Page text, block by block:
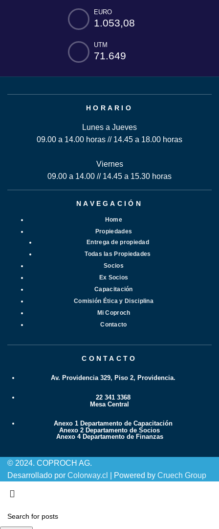
EURO
1.053,08
UTM
71.649
HORARIO
Lunes a Jueves
09.00 a 14.00 horas // 14.45 a 18.00 horas
Viernes
09.00 a 14.00 // 14.45 a 15.30 horas
NAVEGACIÓN
Home
Propiedades
Entrega de propiedad
Todas las Propiedades
Socios
Ex Socios
Capacitación
Comisión Ética y Disciplina
Mi Coproch
Contacto
CONTACTO
Av. Providencia 329, Piso 2, Providencia.
22 341 3368
Mesa Central
Anexo 1 Departamento de Capacitación
Anexo 2 Departamento de Socios
Anexo 4 Departamento de Finanzas
© 2024. COPROCH AG.
Desarrollado por Colorway.cl | Powered by Cruech Group